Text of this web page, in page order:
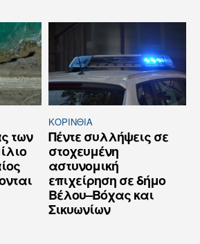
των
ΚΟΡΙΝΘΊΑ
Πέντε συλλήψεις σε
στοχευμένη
αστυνομική
επιχείρηση σε δήμο
Βέλου–Βόχας και
Σικυωνίων